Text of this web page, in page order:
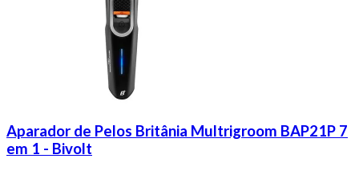
Aparador de Pelos Britânia Multrigroom BAP21P 7
em 1 - Bivolt